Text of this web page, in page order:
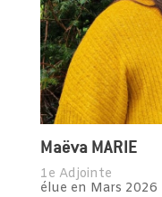
Maëva MARIE
1e Adjointe
élue en Mars 2026